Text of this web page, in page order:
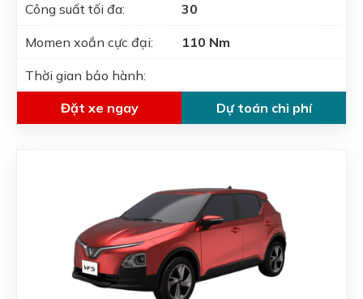
Công suất tối đa: 30
Momen xoắn cực đại: 110 Nm
Thời gian bảo hành:
Đặt xe ngay
Dự toán chi phí